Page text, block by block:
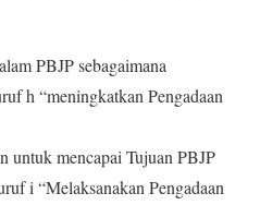
PBJP sebagaimana
h “meningkatkan Pengadaan
untuk mencapai Tujuan PBJP
i “Melaksanakan Pengadaan